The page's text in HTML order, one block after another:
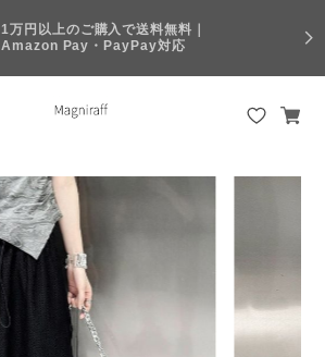
1万円以上のご購入で送料無料｜
Amazon Pay・PayPay対応